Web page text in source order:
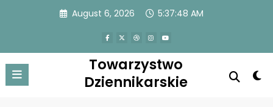
August 6, 2026 5:37:49 AM
Towarzystwo
Dziennikarskie